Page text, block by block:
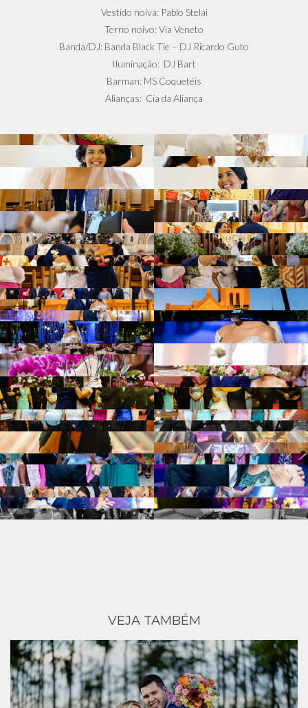
Vestido noiva: Pablo Stelai
Terno noivo: Via Veneto
Banda/DJ: Banda Black Tie – DJ Ricardo Guto
Iluminação: DJ Bart
Barman: MS Coquetéis
Alianças: Cia da Aliança
VEJA TAMBÉM